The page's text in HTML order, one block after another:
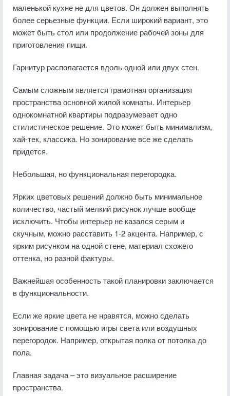
маленькой кухне не для цветов. Он должен выполнять
более серьезные функции. Если широкий вариант, это
может быть стол или продолжение рабочей зоны для
приготовления пищи.
Гарнитур располагается вдоль одной или двух стен.
Самым сложным является грамотная организация
пространства основной жилой комнаты. Интерьер
однокомнатной квартиры подразумевает одно
стилистическое решение. Это может быть минимализм,
хай-тек, классика. Но зонирование все же сделать
придется.
Небольшая, но функциональная перегородка.
Ярких цветовых решений должно быть минимальное
количество, частый мелкий рисунок лучше вообще
исключить. Чтобы интерьер не казался серым и
скучным, можно расставить 1-2 акцента. Например, с
ярким рисунком на одной стене, материал схожего
оттенка, но разной фактуры.
Важнейшая особенность такой планировки заключается
в функциональности.
Если же яркие цвета не нравятся, можно сделать
зонирование с помощью игры света или воздушных
перегородок. Например, открытая полка от потолка до
пола.
Главная задача – это визуальное расширение
пространства.